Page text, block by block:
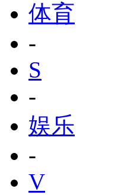
体育
-
S
-
娱乐
-
V